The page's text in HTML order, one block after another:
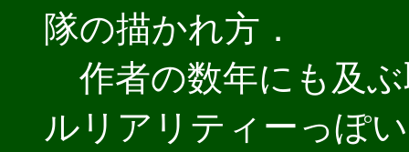
隊の描かれ方．
作者の数年にも及
ルリアリティーっぽ